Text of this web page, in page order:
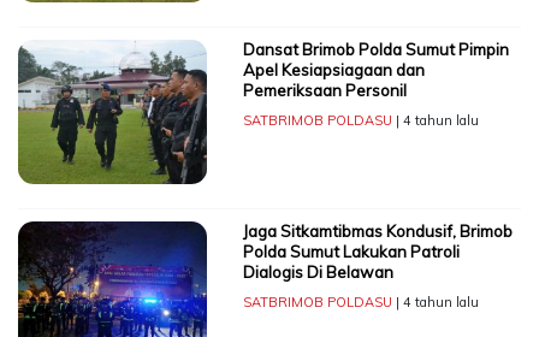
Dansat Brimob Polda Sumut Pimpin
Apel Kesiapsiagaan dan
Pemeriksaan Personil
SATBRIMOB POLDASU | 4 tahun lalu
Jaga Sitkamtibmas Kondusif, Brimob
Polda Sumut Lakukan Patroli
Dialogis Di Belawan
SATBRIMOB POLDASU | 4 tahun lalu